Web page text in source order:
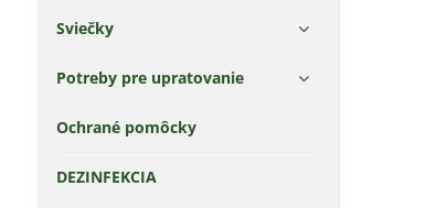
Sviečky
Potreby pre upratovanie
Ochrané pomôcky
DEZINFEKCIA